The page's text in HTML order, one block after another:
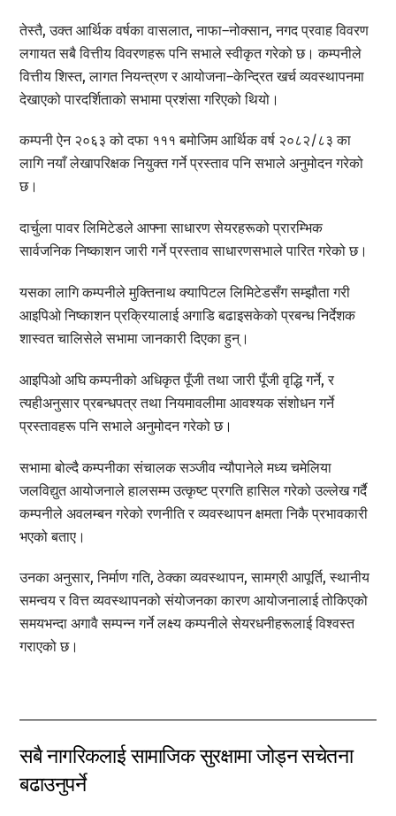
तेस्तै, उक्त आर्थिक वर्षका वासलात, नाफा–नोक्सान, नगद प्रवाह विवरण
लगायत सबै वित्तीय विवरणहरू पनि सभाले स्वीकृत गरेको छ। कम्पनीले
वित्तीय शिस्त, लागत नियन्त्रण र आयोजना–केन्द्रित खर्च व्यवस्थापनमा
देखाएको पारदर्शिताको सभामा प्रशंसा गरिएको थियो।
कम्पनी ऐन २०६३ को दफा १११ बमोजिम आर्थिक वर्ष २०८२/८३ का
लागि नयाँ लेखापरिक्षक नियुक्त गर्ने प्रस्ताव पनि सभाले अनुमोदन गरेको
छ।
दार्चुला पावर लिमिटेडले आफ्ना साधारण सेयरहरूको प्रारम्भिक
सार्वजनिक निष्काशन जारी गर्ने प्रस्ताव साधारणसभाले पारित गरेको छ।
यसका लागि कम्पनीले मुक्तिनाथ क्यापिटल लिमिटेडसँग सम्झौता गरी
आइपिओ निष्काशन प्रक्रियालाई अगाडि बढाइसकेको प्रबन्ध निर्देशक
शास्वत चालिसेले सभामा जानकारी दिएका हुन्।
आइपिओ अघि कम्पनीको अधिकृत पूँजी तथा जारी पूँजी वृद्धि गर्ने, र
त्यहीअनुसार प्रबन्धपत्र तथा नियमावलीमा आवश्यक संशोधन गर्ने
प्रस्तावहरू पनि सभाले अनुमोदन गरेको छ।
सभामा बोल्दै कम्पनीका संचालक सञ्जीव न्यौपानेले मध्य चमेलिया
जलविद्युत आयोजनाले हालसम्म उत्कृष्ट प्रगति हासिल गरेको उल्लेख गर्दै
कम्पनीले अवलम्बन गरेको रणनीति र व्यवस्थापन क्षमता निकै प्रभावकारी
भएको बताए।
उनका अनुसार, निर्माण गति, ठेक्का व्यवस्थापन, सामग्री आपूर्ति, स्थानीय
समन्वय र वित्त व्यवस्थापनको संयोजनका कारण आयोजनालाई तोकिएको
समयभन्दा अगावै सम्पन्न गर्ने लक्ष्य कम्पनीले सेयरधनीहरूलाई विश्वस्त
गराएको छ।
सबै नागरिकलाई सामाजिक सुरक्षामा जोड्न सचेतना
बढाउनुपर्ने